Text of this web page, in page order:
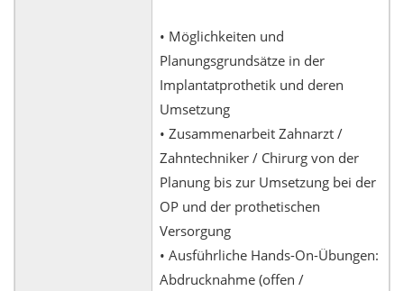
• Möglichkeiten und
Planungsgrundsätze in der
Implantatprothetik und deren
Umsetzung
• Zusammenarbeit Zahnarzt /
Zahntechniker / Chirurg von der
Planung bis zur Umsetzung bei der
OP und der prothetischen
Versorgung
• Ausführliche Hands-On-Übungen:
Abdrucknahme (offen /